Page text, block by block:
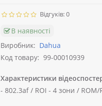
Відгуків: 0
В наявності
Виробник: Dahua
Код товару: 99-00010939
Характеристики
- 802.3af / ROI - 4 зони / ROM/